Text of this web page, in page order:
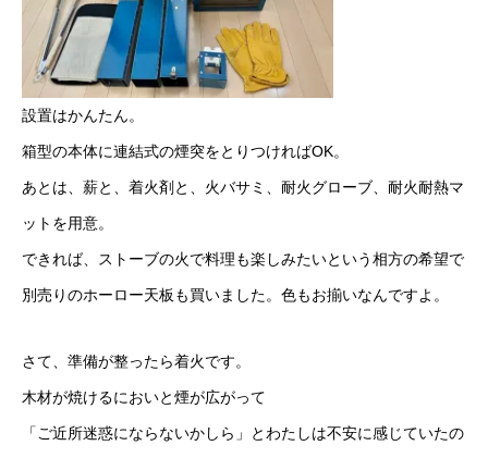
設置はかんたん。
箱型の本体に連結式の煙突をとりつければOK。
あとは、薪と、着火剤と、火バサミ、耐火グローブ、耐火耐熱マ
ットを用意。
できれば、ストーブの火で料理も楽しみたいという相方の希望で
別売りのホーロー天板も買いました。色もお揃いなんですよ。
さて、準備が整ったら着火です。
木材が焼けるにおいと煙が広がって
「ご近所迷惑にならないかしら」とわたしは不安に感じていたの